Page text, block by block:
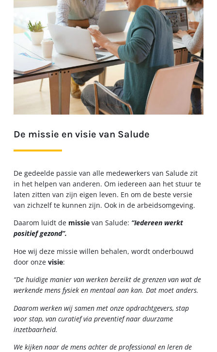
De missie en visie van Salude
De gedeelde passie van alle medewerkers van Salude zit
in het helpen van anderen. Om iedereen aan het stuur te
laten zitten van zijn eigen leven. En om de beste versie
van zichzelf te kunnen zijn. Ook in de arbeidsomgeving.
Daarom luidt de missie van Salude: “Iedereen werkt
positief gezond”.
Hoe wij deze missie willen behalen, wordt onderbouwd
door onze visie:
“De huidige manier van werken bereikt de grenzen van wat de
werkende mens fysiek en mentaal aan kan. Dat moet anders.
Daarom werken wij samen met onze opdrachtgevers, stap
voor stap, van curatief via preventief naar duurzame
inzetbaarheid.
We kijken naar de mens achter de professional en leren de